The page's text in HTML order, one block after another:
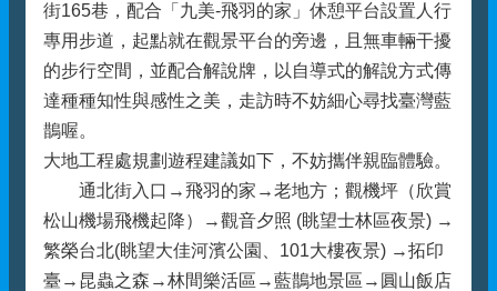
街165巷，配合「九美-飛羽的家」休憩平台設置人行
專用步道，起點就在觀景平台的旁邊，且無車輛干擾
的步行空間，並配合解說牌，以自導式的解說方式傳
達種種知性與感性之美，走訪時不妨細心尋找臺灣藍
鵲喔。
大地工程處規劃遊程建議如下，不妨攜伴親臨體驗。
通北街入口→飛羽的家→老地方；觀機坪（欣賞
松山機場飛機起降）→觀音夕照 (眺望士林區夜景) →
繁榮台北(眺望大佳河濱公園、101大樓夜景) →拓印
臺→昆蟲之森→林間樂活區→藍鵲地景區→圓山飯店